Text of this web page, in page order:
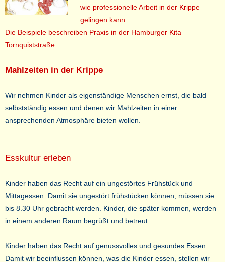
wie professionelle Arbeit in der Krippe
gelingen kann.
Die Beispiele beschreiben Praxis in der Hamburger Kita
Tornquiststraße.
Mahlzeiten in der Krippe
Wir nehmen Kinder als eigenständige Menschen ernst, die bald
selbstständig essen und denen wir Mahlzeiten in einer
ansprechenden Atmosphäre bieten wollen.
Esskultur erleben
Kinder haben das Recht auf ein ungestörtes Frühstück und
Mittagessen: Damit sie ungestört frühstücken können, müssen sie
bis 8.30 Uhr gebracht werden. Kinder, die später kommen, werden
in einem anderen Raum begrüßt und betreut.
Kinder haben das Recht auf genussvolles und gesundes Essen:
Damit wir beeinflussen können, was die Kinder essen, stellen wir